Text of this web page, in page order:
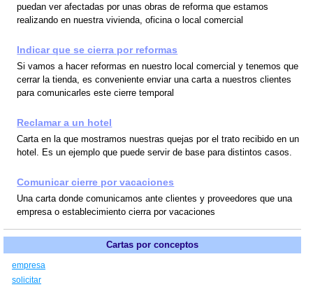
puedan ver afectadas por unas obras de reforma que estamos
realizando en nuestra vivienda, oficina o local comercial
Indicar que se cierra por reformas
Si vamos a hacer reformas en nuestro local comercial y tenemos que
cerrar la tienda, es conveniente enviar una carta a nuestros clientes
para comunicarles este cierre temporal
Reclamar a un hotel
Carta en la que mostramos nuestras quejas por el trato recibido en un
hotel. Es un ejemplo que puede servir de base para distintos casos.
Comunicar cierre por vacaciones
Una carta donde comunicamos ante clientes y proveedores que una
empresa o establecimiento cierra por vacaciones
Cartas por conceptos
empresa
solicitar